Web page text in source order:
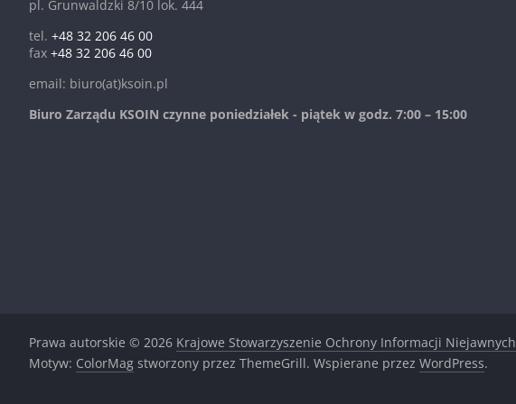
pl. Grunwaldzki 8/10 lok. 444
tel. +48 32 206 46 00
fax +48 32 206 46 00
email: biuro(at)ksoin.pl
Biuro Zarządu KSOIN czynne poniedziałek - piątek w godz. 7:00 – 15:00
Prawa autorskie © 2026 Krajowe Stowarzyszenie Ochrony Informacji Niejawnych
Motyw: ColorMag stworzony przez ThemeGrill. Wspierane przez WordPress.